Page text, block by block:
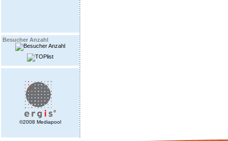
Besucher Anzahl
©2008 Mediapool